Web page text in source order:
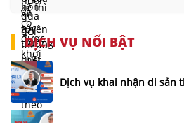
DỊCH VỤ NỔI BẬT
Dịch vụ khai nhận di sản